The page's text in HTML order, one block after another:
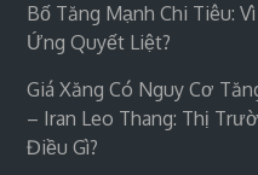
Bố Tăng Mạnh Chi Tiêu:
Ứng Quyết Liệt?
Giá Xăng Có Nguy Cơ
– Iran Leo Thang: Thị
Điều Gì?